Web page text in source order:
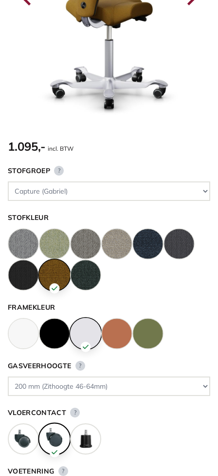
1.095,- incl. BTW
STOFGROEP ?
STOFKLEUR
FRAMEKLEUR
GASVEERHOOGTE ?
VLOERCONTACT ?
VOETENRING ?